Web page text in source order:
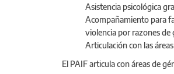
Asistencia psicológica
Acompañamiento para
violencia por razones de
Articulación con las
El PAIF articula con áreas de